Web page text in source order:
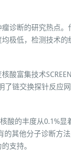
诊断的研究热点
极低，检测技术
酸富集技术
链交换探针反应
酸的丰度从0.1%
其他分子诊断方
支持。